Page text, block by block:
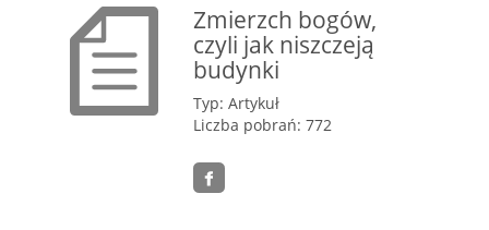
Zmierzch bogów,
czyli jak niszczeją
budynki
Typ: Artykuł
Liczba pobrań: 772